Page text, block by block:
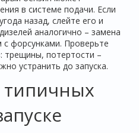
в системе подачи. Если
назад, слейте его и
аналогично – замена
форсунками. Проверьте
трещины, потертости –
устранить до запуска.
типичных